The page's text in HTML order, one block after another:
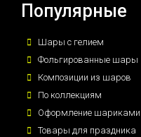
Популярные
Шары с гелием
Фольгированные шары
Композиции из шаров
По коллекциям
Оформление шариками
Товары для праздника